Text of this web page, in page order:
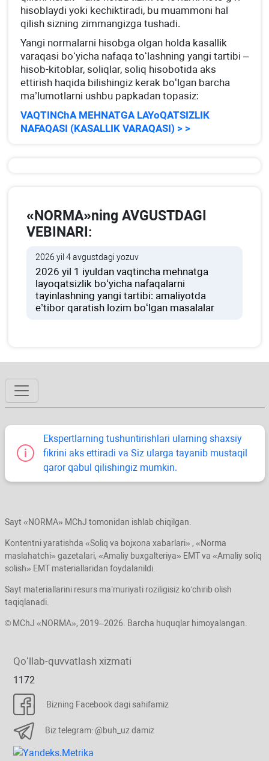
hisoblaydi yoki kechiktiradi, bu muammoni hal
qilish sizning zimmangizga tushadi.
Yangi normalarni hisobga olgan holda kasallik
varaqasi boʻyicha nafaqa toʻlashning yangi tartibi –
hisob-kitoblar, soliqlar, soliq hisobotida aks
ettirish haqida bilishingiz kerak boʻlgan barcha
ma’lumotlarni ushbu papkadan topasiz:
VAQTINChA MEHNATGA LAYoQATSIZLIK
NAFAQASI (KASALLIK VARAQASI) > >
«NORMA»ning AVGUSTDAGI
VEBINARI:
2026 yil 4 avgustdagi yozuv
2026 yil 1 iyuldan vaqtincha mehnatga
layoqatsizlik boʻyicha nafaqalarni
tayinlashning yangi tartibi: amaliyotda
e’tibor qaratish lozim boʻlgan masalalar
Ekspertlarning tushuntirishlari ularning shaхsiy
fikrini aks ettiradi va Siz ularga tayanib mustaqil
qaror qabul qilishingiz mumkin.
Sayt «NORMA» MChJ tomonidan ishlab chiqilgan.
Kontentni yaratishda «Soliq va bojхona хabarlari» , «Norma
maslahatchi» gazetalari, «Amaliy buхgalteriya» EMT va «Amaliy soliq
solish» EMT materiallaridan foydalanildi.
Sayt materiallarini resurs ma’muriyati roziligisiz koʻchirib olish
taqiqlanadi.
© MChJ «NORMA», 2019–2026. Barcha huquqlar himoyalangan.
Qoʻllab-quvvatlash хizmati
1172
Bizning Facebook dagi sahifamiz
Biz telegram: @buh_uz damiz